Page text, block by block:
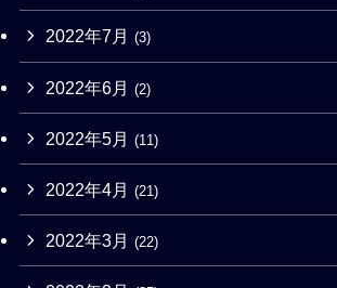
2022年7月 (3)
2022年6月 (2)
2022年5月 (11)
2022年4月 (21)
2022年3月 (22)